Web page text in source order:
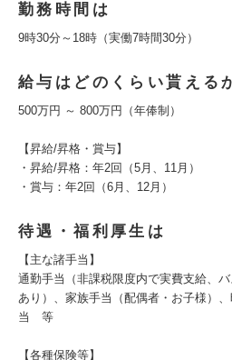
勤務時間は
9時30分～18時（実働7時間30分）
給与はどのくらい貰える
500万円 ～ 800万円（年俸制）
【昇給/昇格・賞与】
・昇給/昇格：年2回（5月、11月）
・賞与：年2回（6月、12月）
待遇・福利厚生は
【主な諸手当】
通勤手当（非課税限度内で実費支給、
あり）、家族手当（配偶者・お子様）
当 等
【各種保険等】